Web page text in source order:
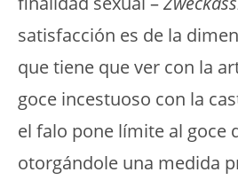
satisfacción es de la
que tiene que ver con la
goce incestuoso con la
el falo pone límite al goce
otorgándole una medida